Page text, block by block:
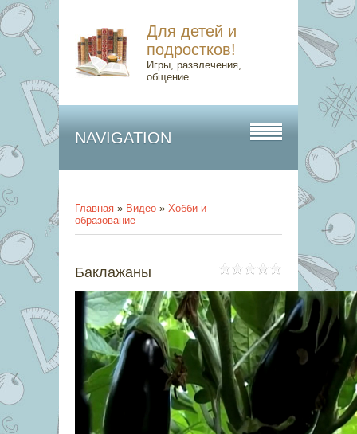
Для детей и
подростков!
Игры, развлечения,
общение...
NAVIGATION
Главная » Видео » Хобби и
образование
Баклажаны